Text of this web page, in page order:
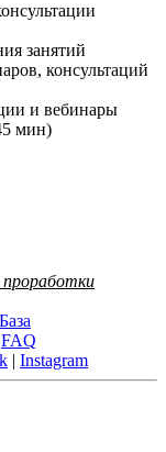
занятий
консультаций
и вебинары
мин)
База
FAQ
| Instagram